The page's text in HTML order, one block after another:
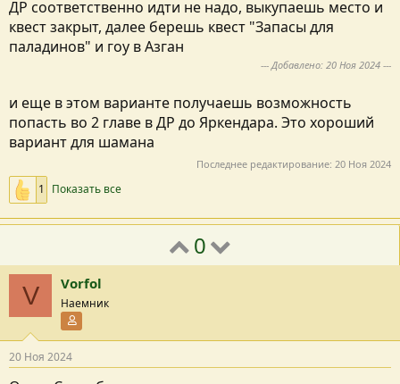
ДР соответственно идти не надо, выкупаешь место и
квест закрыт, далее берешь квест "Запасы для
паладинов" и гоу в Азган
--- Добавлено: 20 Ноя 2024 ---
и еще в этом варианте получаешь возможность
попасть во 2 главе в ДР до Яркендара. Это хороший
вариант для шамана
Последнее редактирование: 20 Ноя 2024
1 Показать все
0
V Vorfol
Наемник
20 Ноя 2024